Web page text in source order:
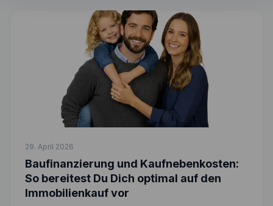
29. April 2026
Baufinanzierung und Kaufnebenkosten:
So bereitest Du Dich optimal auf den
Immobilienkauf vor